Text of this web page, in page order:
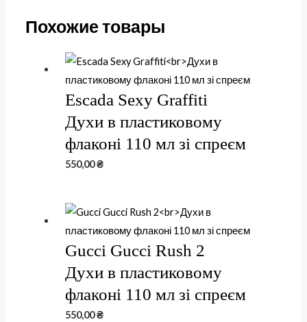
Похожие товары
Escada Sexy Graffiti
Духи в пластиковому
флаконі 110 мл зі спреєм
550,00₴
Gucci Gucci Rush 2
Духи в пластиковому
флаконі 110 мл зі спреєм
550,00₴